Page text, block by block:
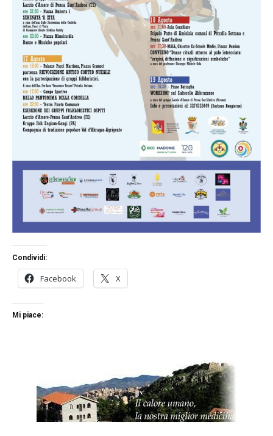
Condividi:
Facebook X
Mi piace: